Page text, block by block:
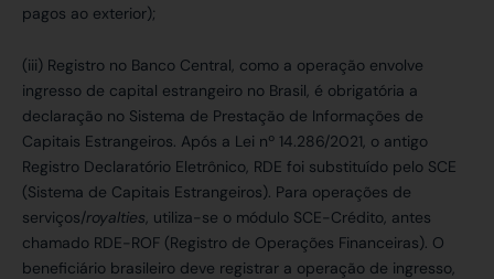
pagos ao exterior);
(iii) Registro no Banco Central, como a operação envolve
ingresso de capital estrangeiro no Brasil, é obrigatória a
declaração no Sistema de Prestação de Informações de
Capitais Estrangeiros. Após a Lei nº 14.286/2021, o antigo
Registro Declaratório Eletrônico, RDE foi substituído pelo SCE
(Sistema de Capitais Estrangeiros). Para operações de
serviços/royalties, utiliza-se o módulo SCE-Crédito, antes
chamado RDE-ROF (Registro de Operações Financeiras). O
beneficiário brasileiro deve registrar a operação de ingresso,